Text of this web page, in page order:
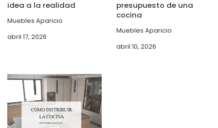
idea a la realidad
Muebles Aparicio
abril 17, 2026
presupuesto de una
cocina
Muebles Aparicio
abril 10, 2026